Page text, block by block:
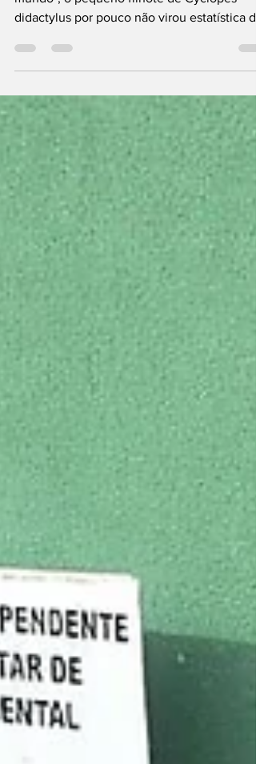
mundo", o pequeno filhote de Cyclopes
pressas para o Corpo de Bombeiros.